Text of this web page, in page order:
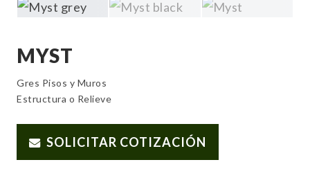
MYST
Gres Pisos y Muros
Estructura o Relieve
SOLICITAR COTIZACIÓN